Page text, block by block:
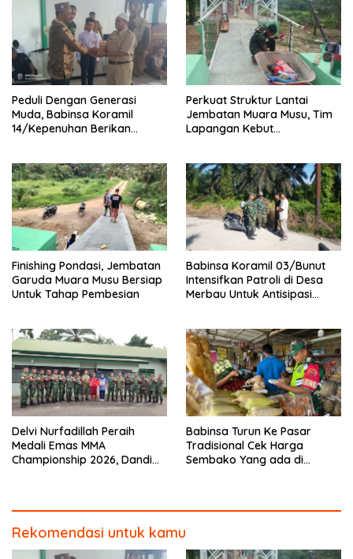
Peduli Dengan Generasi
Muda, Babinsa Koramil
14/Kepenuhan Berikan
Perkuat Struktur Lantai
Jembatan Muara Musu, Tim
Lapangan Kebut
Finishing Pondasi, Jembatan
Garuda Muara Musu Bersiap
Untuk Tahap Pembesian
Babinsa Koramil 03/Bunut
Intensifkan Patroli di Desa
Merbau Untuk Antisipasi
Delvi Nurfadillah Peraih
Medali Emas MMA
Championship 2026, Dandim
Babinsa Turun Ke Pasar
Tradisional Cek Harga
Sembako Yang ada di
Rekomendasi untuk kamu